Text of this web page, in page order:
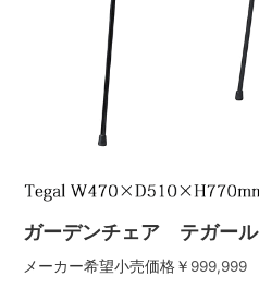
ガーデンチェア テガール
メーカー希望小売価格￥ 999,999